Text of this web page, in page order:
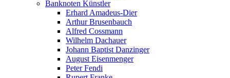
Banknoten Künstler
Erhard Amadeus-Dier
Arthur Brusenbauch
Alfred Cossmann
Wilhelm Dachauer
Johann Baptist Danzinger
August Eisenmenger
Peter Fendi